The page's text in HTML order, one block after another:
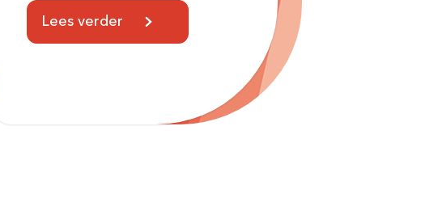
Lees verder